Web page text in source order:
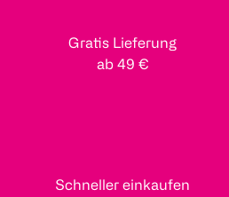
Gratis Lieferung
ab 49 €
Schneller einkaufen